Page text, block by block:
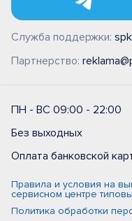
Служба поддержки:
Партнерство:
ПН - ВС 09:00 - 22:00
Без выходных
Оплата банковской
Правила и условия на
сервисном центре
Политика обработки